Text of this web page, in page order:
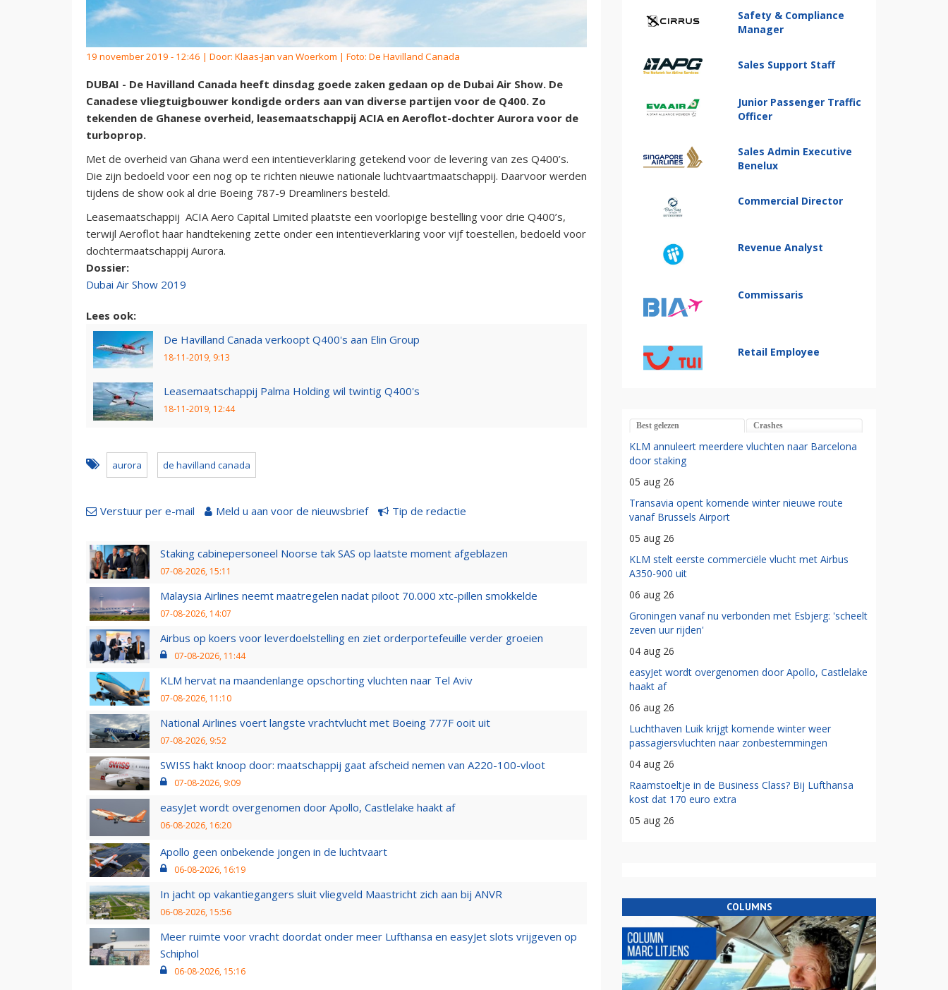
19 november 2019 - 12:46 | Door: Klaas-Jan van Woerkom | Foto: De Havilland Canada
DUBAI - De Havilland Canada heeft dinsdag goede zaken gedaan op de Dubai Air Show. De
Canadese vliegtuigbouwer kondigde orders aan van diverse partijen voor de Q400. Zo
tekenden de Ghanese overheid, leasemaatschappij ACIA en Aeroflot-dochter Aurora voor de
turboprop.
Met de overheid van Ghana werd een intentieverklaring getekend voor de levering van zes Q400’s.
Die zijn bedoeld voor een nog op te richten nieuwe nationale luchtvaartmaatschappij. Daarvoor werden
tijdens de show ook al drie Boeing 787-9 Dreamliners besteld.
Leasemaatschappij ACIA Aero Capital Limited plaatste een voorlopige bestelling voor drie Q400’s,
terwijl Aeroflot haar handtekening zette onder een intentieverklaring voor vijf toestellen, bedoeld voor
dochtermaatschappij Aurora.
Dossier:
Dubai Air Show 2019
Lees ook:
De Havilland Canada verkoopt Q400's aan Elin Group
18-11-2019, 9:13
Leasemaatschappij Palma Holding wil twintig Q400's
18-11-2019, 12:44
aurora de havilland canada
Verstuur per e-mail Meld u aan voor de nieuwsbrief Tip de redactie
Staking cabinepersoneel Noorse tak SAS op laatste moment afgeblazen
07-08-2026, 15:11
Malaysia Airlines neemt maatregelen nadat piloot 70.000 xtc-pillen smokkelde
07-08-2026, 14:07
Airbus op koers voor leverdoelstelling en ziet orderportefeuille verder groeien
07-08-2026, 11:44
KLM hervat na maandenlange opschorting vluchten naar Tel Aviv
07-08-2026, 11:10
National Airlines voert langste vrachtvlucht met Boeing 777F ooit uit
07-08-2026, 9:52
SWISS hakt knoop door: maatschappij gaat afscheid nemen van A220-100-vloot
07-08-2026, 9:09
easyJet wordt overgenomen door Apollo, Castlelake haakt af
06-08-2026, 16:20
Apollo geen onbekende jongen in de luchtvaart
06-08-2026, 16:19
In jacht op vakantiegangers sluit vliegveld Maastricht zich aan bij ANVR
06-08-2026, 15:56
Meer ruimte voor vracht doordat onder meer Lufthansa en easyJet slots vrijgeven op
Schiphol
06-08-2026, 15:16
Safety & Compliance
Manager
Sales Support Staff
Junior Passenger Traffic
Officer
Sales Admin Executive
Benelux
Commercial Director
Revenue Analyst
Commissaris
Retail Employee
Best gelezen Crashes
KLM annuleert meerdere vluchten naar Barcelona
door staking
05 aug 26
Transavia opent komende winter nieuwe route
vanaf Brussels Airport
05 aug 26
KLM stelt eerste commerciële vlucht met Airbus
A350-900 uit
06 aug 26
Groningen vanaf nu verbonden met Esbjerg: 'scheelt
zeven uur rijden'
04 aug 26
easyJet wordt overgenomen door Apollo, Castlelake
haakt af
06 aug 26
Luchthaven Luik krijgt komende winter weer
passagiersvluchten naar zonbestemmingen
04 aug 26
Raamstoeltje in de Business Class? Bij Lufthansa
kost dat 170 euro extra
05 aug 26
COLUMNS